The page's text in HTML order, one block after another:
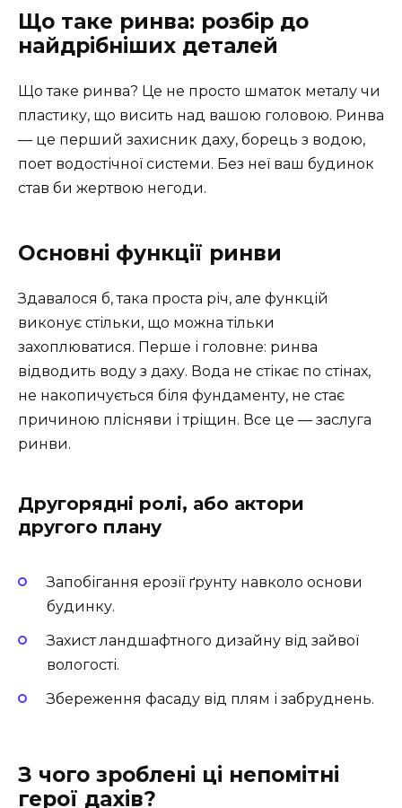
Що таке ринва: розбір до
найдрібніших деталей
Що таке ринва? Це не просто шматок металу чи
пластику, що висить над вашою головою. Ринва
— це перший захисник даху, борець з водою,
поет водостічної системи. Без неї ваш будинок
став би жертвою негоди.
Основні функції ринви
Здавалося б, така проста річ, але функцій
виконує стільки, що можна тільки
захоплюватися. Перше і головне: ринва
відводить воду з даху. Вода не стікає по стінах,
не накопичується біля фундаменту, не стає
причиною плісняви ​​і тріщин. Все це — заслуга
ринви.
Другорядні ролі, або актори
другого плану
Запобігання ерозії ґрунту навколо основи
будинку.
Захист ландшафтного дизайну від зайвої
вологості.
Збереження фасаду від плям і забруднень.
З чого зроблені ці непомітні
герої дахів?